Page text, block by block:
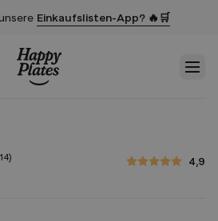
Einkaufslisten-App? 🔥🛒
14) 4,9
4,9 von 5 Sternen